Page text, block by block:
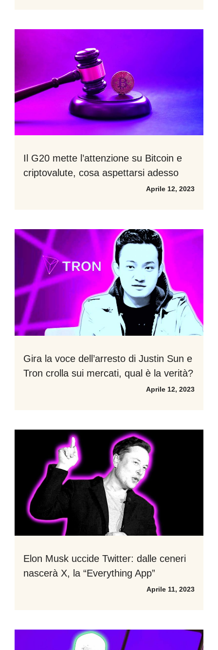
Il G20 mette l’attenzione su Bitcoin e
criptovalute, cosa aspettarsi adesso
Aprile 12, 2023
Gira la voce dell’arresto di Justin Sun e
Tron crolla sui mercati, qual è la verità?
Aprile 12, 2023
Elon Musk uccide Twitter: dalle ceneri
nascerà X, la “Everything App”
Aprile 11, 2023